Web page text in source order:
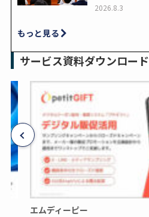
2026.8.3
もっと見る
サービス資料ダウンロード
エムディーピー